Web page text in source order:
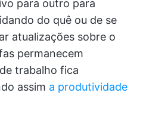
para outro para
do quê ou de se
atualizações sobre o
permanecem
trabalho fica
assim a produtividade